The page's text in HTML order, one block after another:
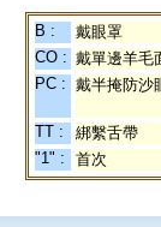
B : 戴眼罩
CO : 戴單邊羊毛
PC : 戴半掩防沙
TT : 綁繫舌帶
"1" :
首次